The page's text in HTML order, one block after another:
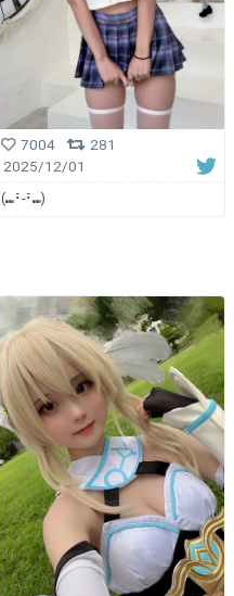
7004
281
2025/12/01
(⑉･̆-･̆⑉)